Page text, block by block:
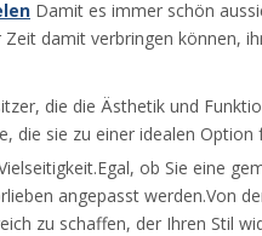
Damit es immer schön
damit verbringen können,
die die Ästhetik und
die sie zu einer idealen
ob Sie eine
angepasst werden.Von
zu schaffen, der Ihren Stil